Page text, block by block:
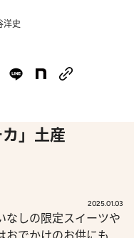
史
」土産
2025.01.03
なしの限定スイーツや